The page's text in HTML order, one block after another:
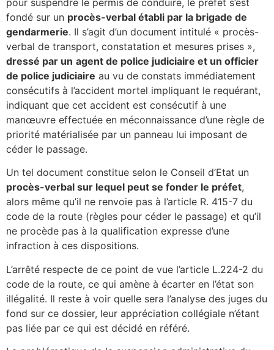
fondé sur un procès-verbal établi par la brigade de
gendarmerie. Il s’agit d’un document intitulé « procès-
verbal de transport, constatation et mesures prises »,
dressé par un agent de police judiciaire et un officier
de police judiciaire au vu de constats immédiatement
consécutifs à l’accident mortel impliquant le requérant,
indiquant que cet accident est consécutif à une
manœuvre effectuée en méconnaissance d’une règle de
priorité matérialisée par un panneau lui imposant de
céder le passage.
Un tel document constitue selon le Conseil d’Etat un
procès-verbal sur lequel peut se fonder le préfet,
alors même qu’il ne renvoie pas à l’article R. 415-7 du
code de la route (règles pour céder le passage) et qu’il
ne procède pas à la qualification expresse d’une
infraction à ces dispositions.
L’arrêté respecte de ce point de vue l’article L.224-2 du
code de la route, ce qui amène à écarter en l’état son
illégalité. Il reste à voir quelle sera l’analyse des juges du
fond sur ce dossier, leur appréciation collégiale n’étant
pas liée par ce qui est décidé en référé.